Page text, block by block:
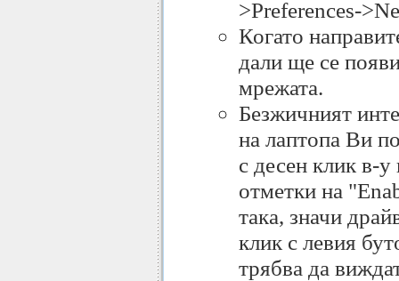
>Preferences-
Когато
дали ще се
мрежата.
Безжичният
на лаптопа Ви
с десен клик в-
отметки на
така, значи
клик с левия
трябва да